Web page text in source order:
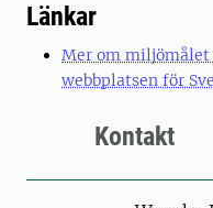
Länkar
Mer om
webbplatsen för
Kontakt